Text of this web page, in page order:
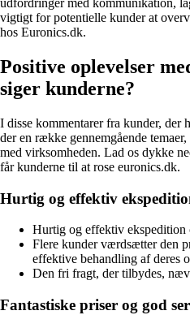
udfordringer med kommunikation,
vigtigt for potentielle kunder at
hos Euronics.dk.
Positive oplevelser
siger kunderne?
I disse kommentarer fra kunder, der
der en række gennemgående
med virksomheden. Lad os dykke
får kunderne til at rose euronics.dk.
Hurtig og effektiv
Hurtig og effektiv ekspedition
Flere kunder værdsætter den
effektive behandling af deres
Den fri fragt, der tilbydes,
Fantastiske priser og god